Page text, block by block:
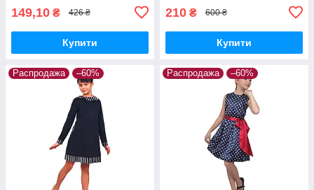
149,10 ₴ 426 ₴
Купити
210 ₴ 600 ₴
Купити
Распродажа –60% Распродажа –60%